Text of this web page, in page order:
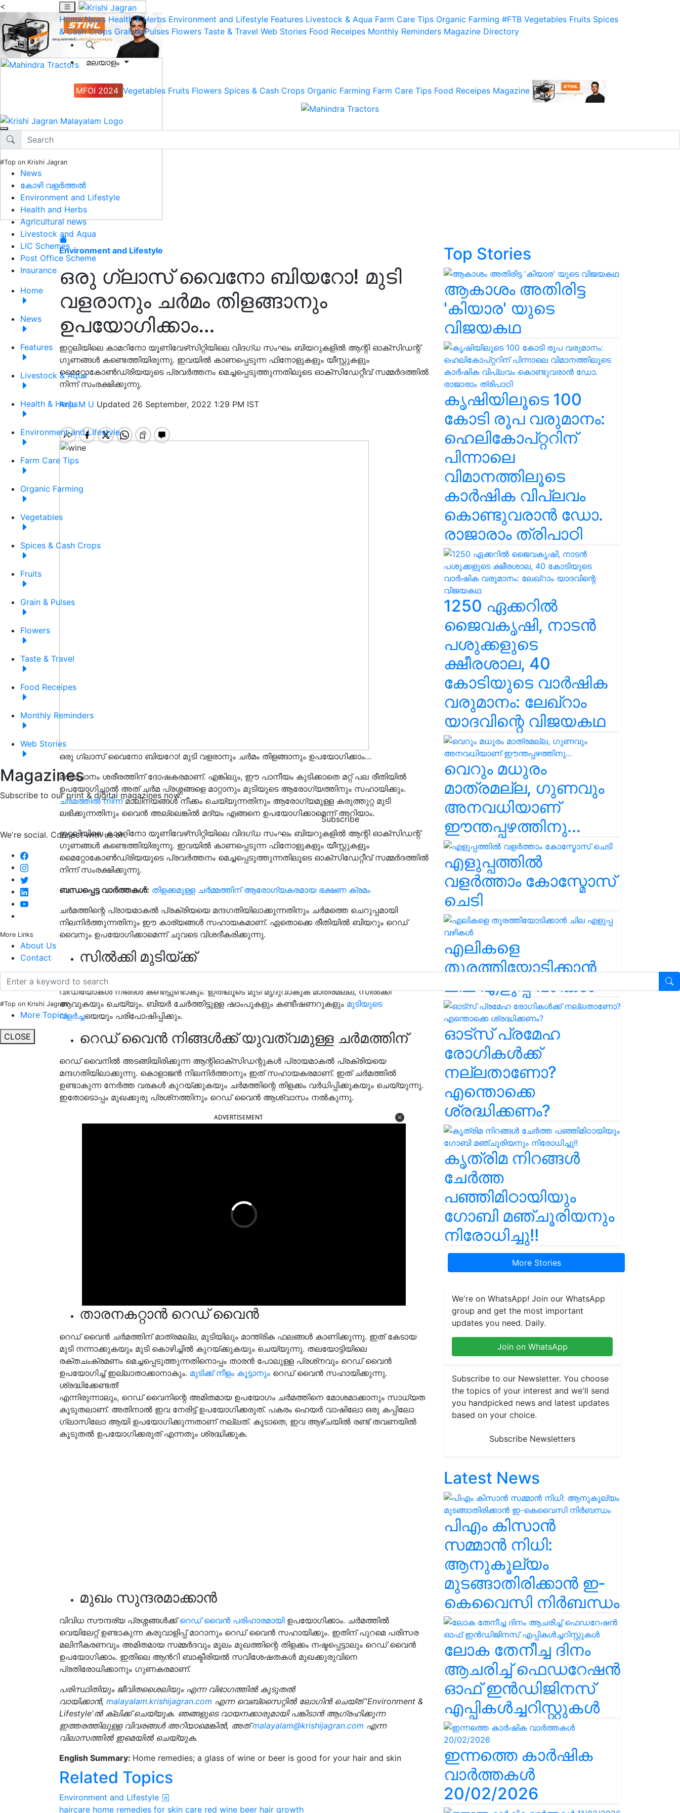
<
Home News Health & Herbs Environment and Lifestyle Features Livestock & Aqua Farm Care Tips Organic Farming #FTB Vegetables Fruits Spices
& Cash Crops Grain & Pulses Flowers Taste & Travel Web Stories Food Receipes Monthly Reminders Magazine Directory
മലയാളം
MFOI 2024 Vegetables Fruits Flowers Spices & Cash Crops Organic Farming Farm Care Tips Food Receipes Magazine
#Top on Krishi Jagran
News
കോഴി വളർത്തൽ
Environment and Lifestyle
Health and Herbs
Agricultural news
Livestock and Aqua
LIC Schemes
Post Office Scheme
Insurance
Home
News
Features
Livestock & Aqua
Health & Herbs
Environment and Lifestyle
Farm Care Tips
Organic Farming
Vegetables
Spices & Cash Crops
Fruits
Grain & Pulses
Flowers
Taste & Travel
Food Receipes
Monthly Reminders
Web Stories
Magazines
Subscribe to our print & digital magazines now.
Subscribe
We're social. Connect with us on:
More Links
About Us
Contact
#Top on Krishi Jagran
More Topics
CLOSE
Environment and Lifestyle
ഒരു ഗ്ലാസ് വൈനോ ബിയറോ! മുടി
വളരാനും ചർമം തിളങ്ങാനും
ഉപയോഗിക്കാം…
ഇറ്റലിയിലെ കാമറിനോ യൂണിവേഴ്‌സിറ്റിയിലെ വിദഗ്ധ സംഘം ബിയറുകളിൽ ആന്റി ഓക്‌സിഡന്റ്
ഗുണങ്ങൾ കണ്ടെത്തിയിരുന്നു. ഇവയിൽ കാണപ്പെടുന്ന ഫിനോളുകളും യീസ്റ്റുകളും
മൈറ്റോകോൺ‌ഡ്രിയയുടെ പ്രവർത്തനം മെച്ചപ്പെടുത്തുന്നതിലൂടെ ഓക്‌സിഡേറ്റീവ് സമ്മർദത്തിൽ
നിന്ന് സംരക്ഷിക്കുന്നു.
Anju M U Updated 26 September, 2022 1:29 PM IST
ഒരു ഗ്ലാസ് വൈനോ ബിയറോ! മുടി വളരാനും ചർമം തിളങ്ങാനും ഉപയോഗിക്കാം…
മദ്യപാനം ശരീരത്തിന് ദോഷകരമാണ്. എങ്കിലും, ഈ പാനീയം കുടിക്കാതെ മറ്റ് പല രീതിയിൽ
ഉപയോഗിച്ചാൽ അത് ചർമ പ്രശ്നങ്ങളെ മാറ്റാനും മുടിയുടെ ആരോഗ്യത്തിനും സഹായിക്കും.
ചർമത്തിൽ നിന്ന്മാലിന്യങ്ങൾ നീക്കം ചെയ്യുന്നതിനും ആരോഗ്യമുള്ള കരുത്തുറ്റ മുടി
ലഭിക്കുന്നതിനും വൈൻ അല്ലെങ്കിൽ മദ്യം എങ്ങനെ ഉപയോഗിക്കാമെന്ന് അറിയാം.
ഇറ്റലിയിലെ കാമറിനോ യൂണിവേഴ്‌സിറ്റിയിലെ വിദഗ്ധ സംഘം ബിയറുകളിൽ ആന്റി ഓക്‌സിഡന്റ്
ഗുണങ്ങൾ കണ്ടെത്തിയിരുന്നു. ഇവയിൽ കാണപ്പെടുന്ന ഫിനോളുകളും യീസ്റ്റുകളും
മൈറ്റോകോൺ‌ഡ്രിയയുടെ പ്രവർത്തനം മെച്ചപ്പെടുത്തുന്നതിലൂടെ ഓക്‌സിഡേറ്റീവ് സമ്മർദത്തിൽ
നിന്ന് സംരക്ഷിക്കുന്നു.
ബന്ധപ്പെട്ട വാർത്തകൾ: തിളക്കമുള്ള ചര്‍മ്മത്തിന് ആരോഗ്യകരമായ ഭക്ഷണ ക്രമം
ചർമത്തിന്റെ പ്രായമാകൽ പ്രക്രിയയെ മന്ദഗതിയിലാക്കുന്നതിനും ചർമത്തെ ചെറുപ്പമായി
നിലനിർത്തുന്നതിനും ഈ കാര്യങ്ങൾ സഹായകമാണ്. ഏതൊക്കെ രീതിയിൽ ബിയറും റെഡ്
വൈനും ഉപയോഗിക്കാമെന്ന് ചുവടെ വിശദീകരിക്കുന്നു.
സിൽക്കി മുടിയ്ക്ക്
ബ്യൂട്ടി ബ്ലോഗർമാരോ വിദഗ്ധരോ ബിയർ ഉപയോഗിച്ച് മുടി കഴുകാൻ ശുപാർശ ചെയ്യുന്ന
വീഡിയോകൾ നിങ്ങൾ കണ്ടിട്ടുണ്ടാകും. ഇതിലൂടെ മുടി മൃദുവാകുക മാത്രമല്ല, സിൽക്കി
ആവുകയും ചെയ്യും. ബിയർ ചേർത്തിട്ടുള്ള ഷാംപൂകളും കണ്ടീഷണറുകളും മുടിയുടെ
വളർച്ചയെയും പരിപോഷിപ്പിക്കും.
റെഡ് വൈൻ നിങ്ങൾക്ക് യുവത്വമുള്ള ചർമത്തിന്
റെഡ് വൈനിൽ അടങ്ങിയിരിക്കുന്ന ആന്റിഓക്‌സിഡന്റുകൾ പ്രായമാകൽ പ്രക്രിയയെ
മന്ദഗതിയിലാക്കുന്നു. കൊളാജൻ നിലനിർത്താനും ഇത് സഹായകരമാണ്. ഇത് ചർമത്തിൽ
ഉണ്ടാകുന്ന നേർത്ത വരകൾ കുറയ്ക്കുകയും ചർമത്തിന്റെ തിളക്കം വർധിപ്പിക്കുകയും ചെയ്യുന്നു.
ഇതോടൊപ്പം മുഖക്കുരു പ്രശ്‌നത്തിനും റെഡ് വൈൻ ആശ്വാസം നൽകുന്നു.
ADVERTISEMENT
താരനകറ്റാൻ റെഡ് വൈൻ
റെഡ് വൈൻ ചർമത്തിന് മാത്രമല്ല, മുടിയിലും മാന്ത്രിക ഫലങ്ങൾ കാണിക്കുന്നു. ഇത് കേടായ
മുടി നന്നാക്കുകയും മുടി കൊഴിച്ചിൽ കുറയ്ക്കുകയും ചെയ്യുന്നു. തലയോട്ടിയിലെ
രക്തചംക്രമണം മെച്ചപ്പെടുത്തുന്നതിനൊപ്പം താരൻ പോലുള്ള പ്രശ്‌നവും റെഡ് വൈൻ
ഉപയോഗിച്ച് ഇല്ലാതാക്കാനാകും. മുടിക്ക് നീളം കൂട്ടാനും റെഡ് വൈൻ സഹായിക്കുന്നു.
ശ്രദ്ധിക്കേണ്ടത്!
എന്നിരുന്നാലും, റെഡ് വൈനിന്റെ അമിതമായ ഉപയോഗം ചർമത്തിനെ മോശമാക്കാനും സാധ്യത
കൂടുതലാണ്. അതിനാൽ ഇവ നേരിട്ട് ഉപയോഗിക്കരുത്. പകരം ഹെയർ വാഷിലോ ഒരു കപ്പിലോ
ഗ്ലാസിലോ ആയി ഉപയോഗിക്കുന്നതാണ് നല്ലത്. കൂടാതെ, ഇവ ആഴ്ചയിൽ രണ്ട് തവണയിൽ
കൂടുതൽ ഉപയോഗിക്കരുത് എന്നതും ശ്രദ്ധിക്കുക.
മുഖം സുന്ദരമാക്കാൻ
വിവിധ സൗന്ദര്യ പ്രശ്നങ്ങൾക്ക്റെഡ് വൈൻ പരിഹാരമായിഉപയോഗിക്കാം. ചർമത്തിൽ
വെയിലേറ്റ് ഉണ്ടാകുന്ന കരുവാളിപ്പ് മാറാനും റെഡ് വൈൻ സഹായിക്കും. ഇതിന് പുറമെ പരിസര
മലിനീകരണവും അമിതമായ സമ്മർദവും മൂലം മുഖത്തിന്റെ തിളക്കം നഷ്ടപ്പെട്ടാലും റെഡ് വൈൻ
ഉപയോഗിക്കാം. ഇതിലെ ആൻറി ബാക്ടീരിയൽ സവിശേഷതകൾ മുഖക്കുരുവിനെ
പ്രതിരോധിക്കാനും ഗുണകരമാണ്.
പരിസ്ഥിതിയും ജീവിതശൈലിയും എന്ന വിഭാഗത്തിൽ കൂടുതൽ
വായിക്കാൻ, malayalam.krishijagran.com എന്ന വെബ്‌സൈറ്റിൽ ലോഗിൻ ചെയ്‌ത് 'Environment &
Lifestyle'ൽ ക്ലിക്ക് ചെയ്യുക. ഞങ്ങളുടെ വായനക്കാരുമായി പങ്കിടാൻ ആഗ്രഹിക്കുന്ന
ഇത്തരത്തിലുള്ള വിവരങ്ങൾ അറിയാമെങ്കിൽ, അത്malayalam@krishijagran.com എന്ന
വിലാസത്തിൽ ഇമെയിൽ ചെയ്യുക.
English Summary: Home remedies; a glass of wine or beer is good for your hair and skin
Related Topics
Environment and Lifestyle
haircare home remedies for skin care red wine beer hair growth
Top Stories
ആകാശം അതിരിട്ട
'കിയാര' യുടെ
വിജയകഥ
കൃഷിയിലൂടെ 100
കോടി രൂപ വരുമാനം:
ഹെലികോപ്റ്ററിന്
പിന്നാലെ
വിമാനത്തിലൂടെ
കാർഷിക വിപ്ലവം
കൊണ്ടുവരാൻ ഡോ.
രാജാരാം ത്രിപാഠി
1250 ഏക്കറിൽ
ജൈവകൃഷി, നാടൻ
പശുക്കളുടെ
ക്ഷീരശാല, 40
കോടിയുടെ വാർഷിക
വരുമാനം: ലേഖ്‌റാം
യാദവിന്റെ വിജയകഥ
വെറും മധുരം
മാത്രമല്ല, ഗുണവും
അനവധിയാണ്
ഈന്തപ്പഴത്തിനു...
എളുപ്പത്തിൽ
വളർത്താം കോസ്മോസ്
ചെടി
എലികളെ
തുരത്തിയോടിക്കാൻ
ചില എളുപ്പ വഴികൾ
ഓട്സ് പ്രമേഹ
രോഗികൾക്ക്
നല്ലതാണോ?
എന്തൊക്കെ
ശ്രദ്ധിക്കണം?
കൃത്രിമ നിറങ്ങൾ
ചേർത്ത
പഞ്ഞിമിഠായിയും
ഗോബി മഞ്ചൂരിയനും
നിരോധിച്ചു!!
More Stories
We're on WhatsApp! Join our WhatsApp
group and get the most important
updates you need. Daily.
Join on WhatsApp
Subscribe to our Newsletter. You choose
the topics of your interest and we'll send
you handpicked news and latest updates
based on your choice.
Subscribe Newsletters
Latest News
പിഎം കിസാൻ
സമ്മാൻ നിധി:
ആനുകൂല്യം
മുടങ്ങാതിരിക്കാൻ ഇ-
കെവൈസി നിർബന്ധം
ലോക തേനീച്ച ദിനം
ആചരിച്ച് ഫെഡറേഷൻ
ഓഫ് ഇൻഡിജിനസ്
എപ്പികൾച്ചറിസ്റ്റുകൾ
ഇന്നത്തെ കാർഷിക
വാർത്തകൾ
20/02/2026